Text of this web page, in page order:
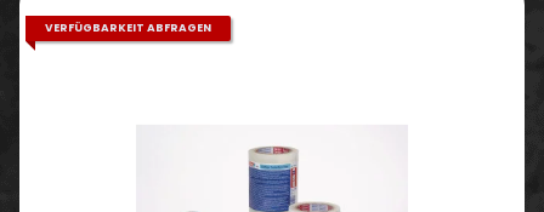
VERFÜGBARKEIT ABFRAGEN